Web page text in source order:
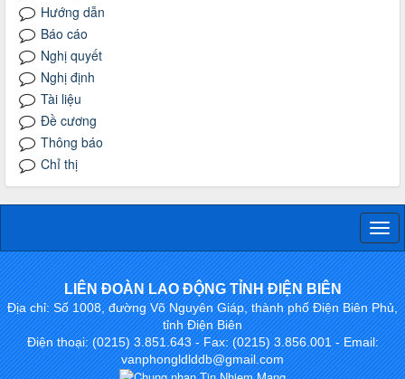
Hướng dẫn
Báo cáo
Nghị quyết
Nghị định
Tài liệu
Đề cương
Thông báo
Chỉ thị
LIÊN ĐOÀN LAO ĐỘNG TỈNH ĐIỆN BIÊN
Địa chỉ: Số 1008, đường Võ Nguyên Giáp, thành phố Điện Biên Phủ,
tỉnh Điện Biên
Điện thoại: (0215) 3.851.643 - Fax: (0215) 3.856.001 - Email:
vanphongldlddb@gmail.com